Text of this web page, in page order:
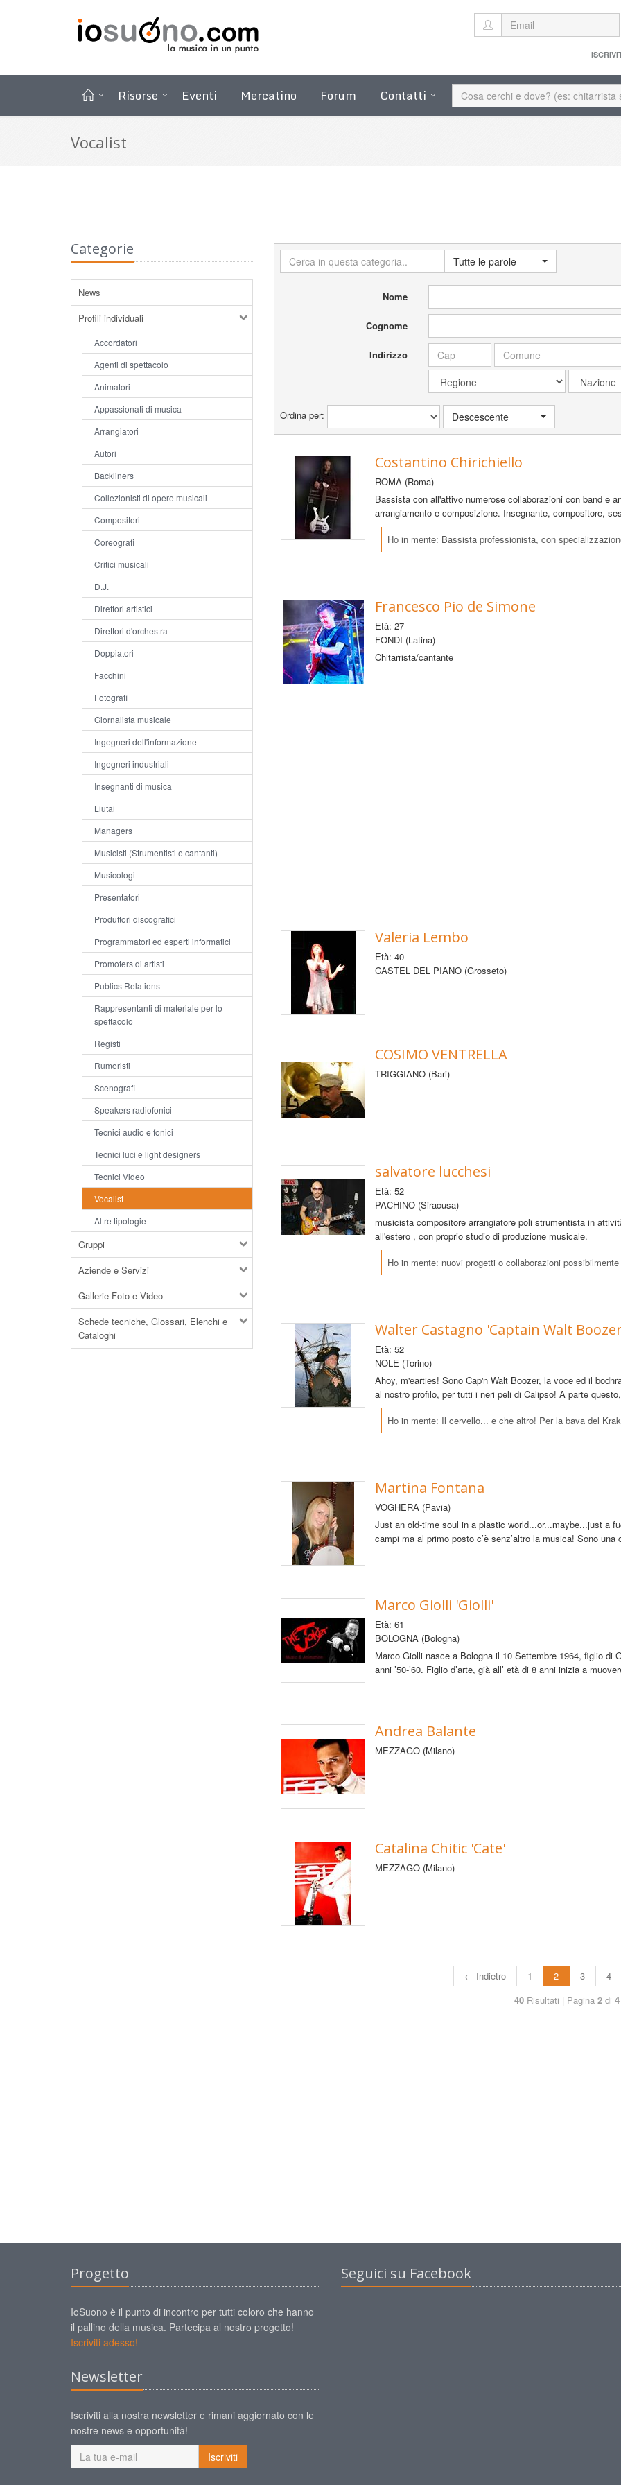
Risorse Eventi Mercatino Forum Contatti
Vocalist
Categorie
News
Profili individuali
Accordatori
Agenti di spettacolo
Animatori
Appassionati di musica
Arrangiatori
Autori
Backliners
Collezionisti di opere musicali
Compositori
Coreografi
Critici musicali
D.J.
Direttori artistici
Direttori d'orchestra
Doppiatori
Facchini
Fotografi
Giornalista musicale
Ingegneri dell'informazione
Ingegneri industriali
Insegnanti di musica
Liutai
Managers
Musicisti (Strumentisti e cantanti)
Musicologi
Presentatori
Produttori discografici
Programmatori ed esperti informatici
Promoters di artisti
Publics Relations
Rappresentanti di materiale per lo
spettacolo
Registi
Rumoristi
Scenografi
Speakers radiofonici
Tecnici audio e fonici
Tecnici luci e light designers
Tecnici Video
Vocalist
Altre tipologie
Gruppi
Aziende e Servizi
Gallerie Foto e Video
Schede tecniche, Glossari, Elenchi e
Cataloghi
Tutte le parole
Nome
Cognome
Indirizzo
Ordina per: Descescente
Costantino Chirichiello
ROMA (Roma)
Bassista con all'attivo numerose collaborazioni con band e
arrangiamento e composizione. Insegnante, compositore,
Ho in mente: Bassista professionista, con
Francesco Pio de Simone
Età: 27
FONDI (Latina)
Chitarrista/cantante
Valeria Lembo
Età: 40
CASTEL DEL PIANO (Grosseto)
COSIMO VENTRELLA
TRIGGIANO (Bari)
salvatore lucchesi
Età: 52
PACHINO (Siracusa)
musicista compositore arrangiatore poli strumentista in
all'estero , con proprio studio di produzione musicale.
Ho in mente: nuovi progetti o collaborazioni
Walter Castagno 'Captain Walt
Età: 52
NOLE (Torino)
Ahoy, m'earties! Sono Cap'n Walt Boozer, la voce ed il
al nostro profilo, per tutti i neri peli di Calipso! A parte
Ho in mente: Il cervello... e che altro! Per la bava del
Martina Fontana
VOGHERA (Pavia)
Just an old-time soul in a plastic world...or...maybe...just a
campi ma al primo posto c’è senz’altro la musica! Sono
Marco Giolli 'Giolli'
Età: 61
BOLOGNA (Bologna)
Marco Giolli nasce a Bologna il 10 Settembre 1964, figlio di
anni ’50-’60. Figlio d’arte, già all’ età di 8 anni inizia a
Andrea Balante
MEZZAGO (Milano)
Catalina Chitic 'Cate'
MEZZAGO (Milano)
← Indietro 1 2 3 4
40 Risultati | Pagina2 di4
Progetto
IoSuono è il punto di incontro per tutti coloro che hanno
il pallino della musica. Partecipa al nostro progetto!
Iscriviti adesso!
Newsletter
Iscriviti alla nostra newsletter e rimani aggiornato con le
nostre news e opportunità!
Iscriviti
Seguici su Facebook